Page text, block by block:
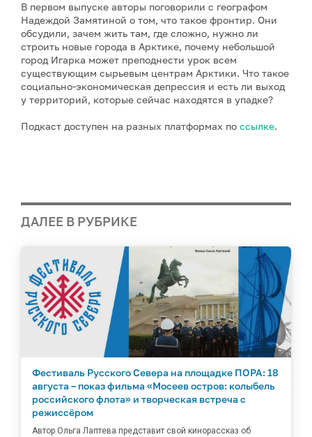
В первом выпуске авторы поговорили с географом
Надеждой Замятиной о том, что такое фронтир. Они
обсудили, зачем жить там, где сложно, нужно ли
строить новые города в Арктике, почему небольшой
город Игарка может преподнести урок всем
существующим сырьевым центрам Арктики. Что такое
социально-экономическая депрессия и есть ли выход
у территорий, которые сейчас находятся в упадке?
Подкаст доступен на разных платформах по ссылке.
ДАЛЕЕ В РУБРИКЕ
Фестиваль Русского Севера на площадке ПОРА: 18
августа – показ фильма «Мосеев остров: колыбель
российского флота» и творческая встреча с
режиссёром
Автор Ольга Лаптева представит свой кинорассказ об